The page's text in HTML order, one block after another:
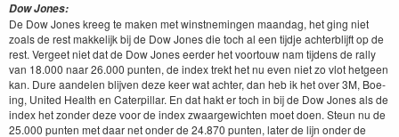
Dow Jones:
De Dow Jones kreeg te mak­en met win­st­ne­min­gen maandag, het ging niet
zoals de rest makke­lijk bij de Dow Jones die toch al een tijd­je achterbli­jft op de
rest. Vergeet niet dat de Dow Jones eerder het voor­touw nam tij­dens de ral­ly
van 18.000 naar26.000 pun­ten, de index trekt het nu even niet zo vlot het­geen
kan. Dure aan­de­len bli­jven deze keer wat achter, dan heb ik het over3M, Boe­
ing, Unit­ed Health en Cater­pil­lar. En dat hakt er toch in bij de Dow Jones als de
index het zon­der deze voor de index zwaargewicht­en moet doen. Ste­un nu de
25.000 pun­ten met daar net onder de 24.870 pun­ten, lat­er de lijn onder de